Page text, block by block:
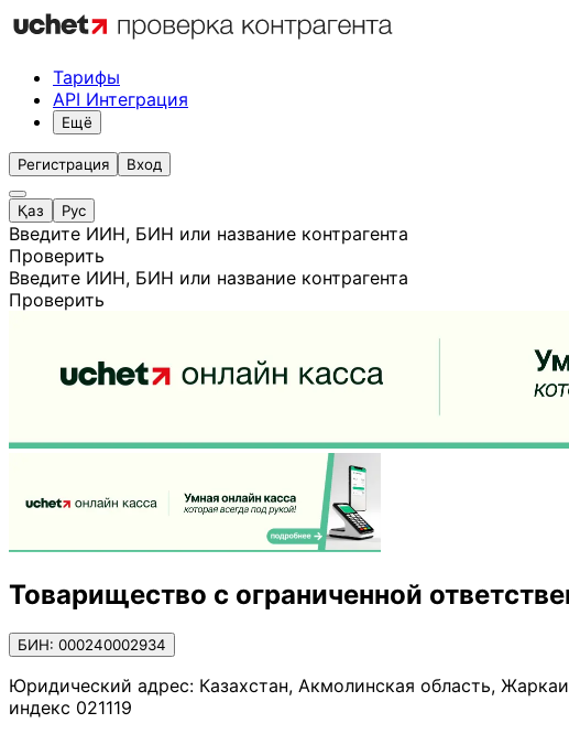
Тарифы
API Интеграция
Ещё
Регистрация Вход
Қаз Рус
Введите ИИН, БИН или название контрагента
Проверить
Введите ИИН, БИН или название контрагента
Проверить
Товарищество с ограниченной
БИН: 000240002934
Юридический адрес: Казахстан, Акмолинская область,
индекс 021119